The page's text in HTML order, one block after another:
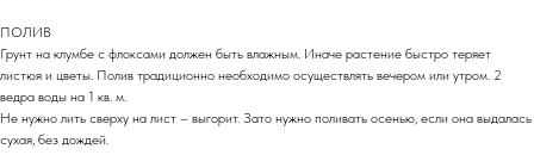
ПОЛИВ
Грунт на клумбе с флоксами должен быть влажным. Иначе растение быстро теряет
листюя и цветы. Полив традиционно необходимо осуществлять вечером или утром. 2
ведра воды на 1 кв. м.
Не нужно лить сверху на лист – выгорит. Зато нужно поливать осенью, если она выдалась
сухая, без дождей.